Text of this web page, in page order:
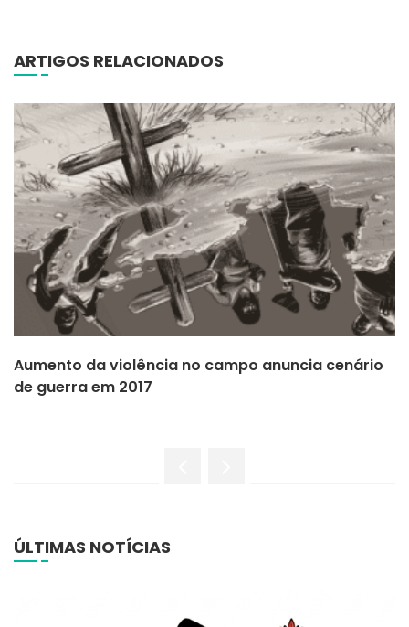
ARTIGOS RELACIONADOS
Aumento da violência no campo anuncia cenário
de guerra em 2017
ÚLTIMAS NOTÍCIAS